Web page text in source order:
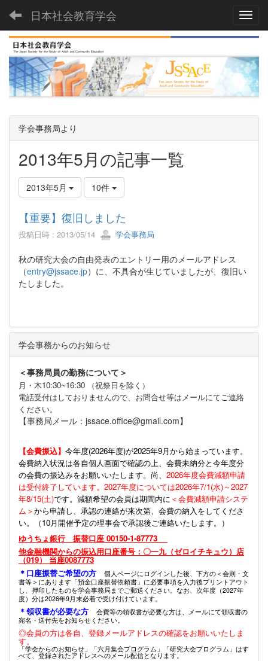
日本社会教育学会
学会事務局より
2013年5月の記事一覧
2013年5月 10件
【重要】復旧しました
投稿日時 : 2013/05/14 学会事務局
秋の研究大会の自由発表のエントリー用のメールアドレス
（entry@jssace.jp）に、不具合が生じていましたが、復旧い
たしました。
学会事務からのお知らせ
＜事務局員の勤務について＞
月・木10:30~16:30 （祝祭日を除く）
電話受付はしておりませんので、お問合せ等はメールにてご連絡
ください。
【事務局メール：jssace.office@gmail.com】
【会費振込】 今年度(2026年度)が2025年9月から始まっています。
会費納入状況は各自個人画面で確認の上、会費未納分と今年度分
の会費の振込みをお願いいたします。尚、 2026年度会費減額申請
は受付終了しています。2027年度については2026年7/1(水)～2027
年8/15(土)です。減額希望の会員は期間内に ＜会費減額申請システ
ム＞から申請し、承認の連絡が来次第、会費の納入をしてくださ
い。（10月開催予定の理事会で承認後ご連絡いたします。）
ゆうちょ銀行 振替口座 00150-1-87773
他金融機関からの振込用口座番号：〇一九（ゼロイチキュウ）店
（019） 当座0087773
＊口座振替ご希望の方
個人ページにログインした後、下方の＜会則・文
書等＞にあります「預金口座振替依頼書」に必要事項を入力後プリントアウト
し、押印したものを学会事務局までご郵送ください。なお、次年度（2027年
度）分は2026年9月末必着で受け付けています。
＊領収書が必要な方
会費等の領収書が必要な方は、メールにて領収書の
宛名・送付先をお知らせください。
◎会員の方は各自、登録メールアドレスの確認をお願いいたしま
す。
「学会からのお知らせ」「六月集会プログラム」「研究大会プログラム」はす
べて、登録されたアドレスへのメール配信となります。